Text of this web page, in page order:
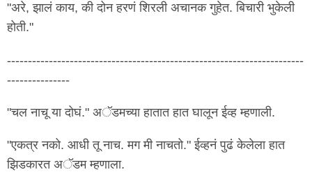
"अरे, झालं काय, की दोन हरणं शिरली अचानक गुहेत. बिचारी भुकेली
होती."
-----------------------------------------------------------------------
---------------
"चल नाचू या दोघं." अॅडमच्या हातात हात घालून ईव्ह म्हणाली.
"एकत्र नको. आधी तू नाच. मग मी नाचतो." ईव्हनं पुढं केलेला हात
झिडकारत अॅडम म्हणाला.